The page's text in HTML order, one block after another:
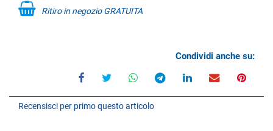
Ritiro in negozio GRATUITA
Condividi anche su:
Recensisci per primo questo articolo